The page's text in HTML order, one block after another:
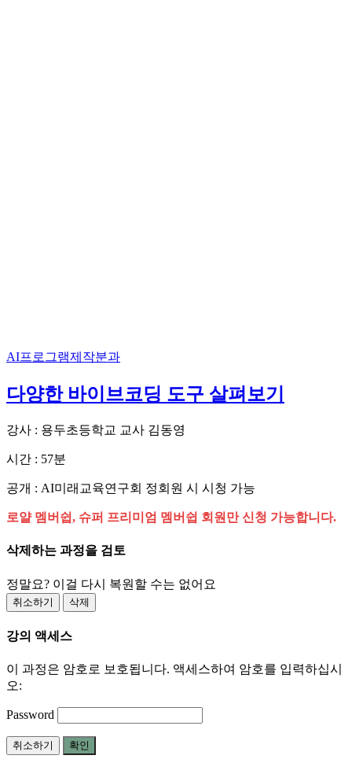
AI프로그램제작분과
다양한 바이브코딩 도구 살펴보기
강사 : 용두초등학교 교사 김동영
시간 : 57분
공개 : AI미래교육연구회 정회원 시 시청 가능
로얄 멤버쉽, 슈퍼 프리미엄 멤버쉽 회원만 신청 가능합니다.
삭제하는 과정을 검토
정말요? 이걸 다시 복원할 수는 없어요
취소하기 삭제
강의 액세스
이 과정은 암호로 보호됩니다. 액세스하여 암호를 입력하십시
오:
Password
취소하기 확인